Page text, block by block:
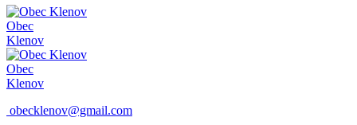
Obec
Klenov
Obec
Klenov
obecklenov@gmail.com